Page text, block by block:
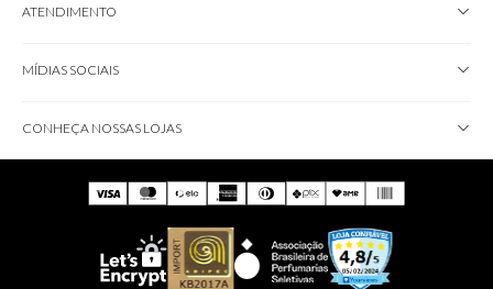
ATENDIMENTO
MÍDIAS SOCIAIS
CONHEÇA NOSSAS LOJAS